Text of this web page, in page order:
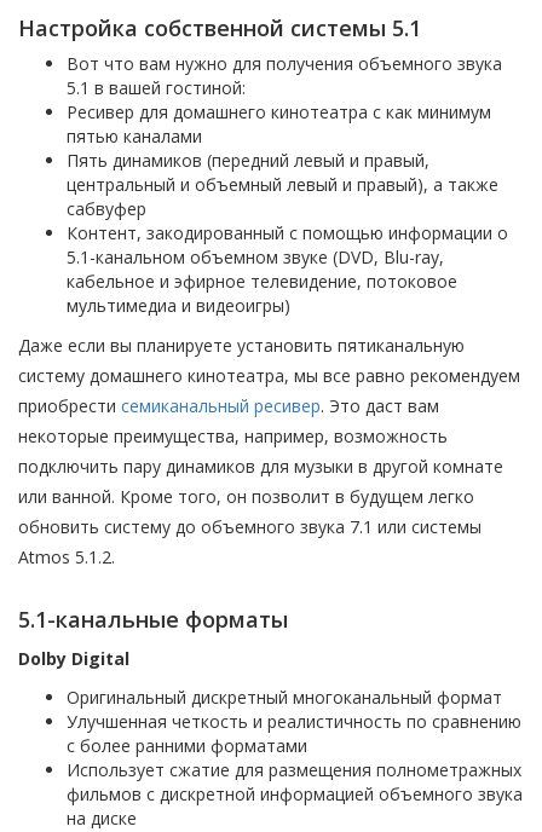
Настройка собственной системы 5.1
Вот что вам нужно для получения объемного звука
5.1 в вашей гостиной:
Ресивер для домашнего кинотеатра с как минимум
пятью каналами
Пять динамиков (передний левый и правый,
центральный и объемный левый и правый), а также
сабвуфер
Контент, закодированный с помощью информации о
5.1-канальном объемном звуке (DVD, Blu-ray,
кабельное и эфирное телевидение, потоковое
мультимедиа и видеоигры)
Даже если вы планируете установить пятиканальную
систему домашнего кинотеатра, мы все равно рекомендуем
приобрести семиканальный ресивер. Это даст вам
некоторые преимущества, например, возможность
подключить пару динамиков для музыки в другой комнате
или ванной. Кроме того, он позволит в будущем легко
обновить систему до объемного звука 7.1 или системы
Atmos 5.1.2.
5.1-канальные форматы
Dolby Digital
Оригинальный дискретный многоканальный формат
Улучшенная четкость и реалистичность по сравнению
с более ранними форматами
Использует сжатие для размещения полнометражных
фильмов с дискретной информацией объемного звука
на диске